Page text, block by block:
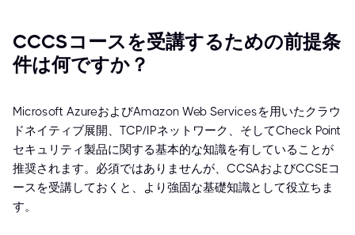
CCCSコースを受講するための前提条
件は何ですか？
Microsoft AzureおよびAmazon Web Servicesを用いたクラウ
ドネイティブ展開、TCP/IPネットワーク、そしてCheck Point
セキュリティ製品に関する基本的な知識を有していることが
推奨されます。必須ではありませんが、CCSAおよびCCSEコ
ースを受講しておくと、より強固な基礎知識として役立ちま
す。